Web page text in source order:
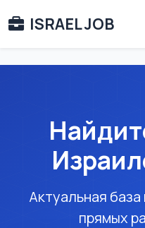
ISRAEL JOB
Актуальная база
прямых